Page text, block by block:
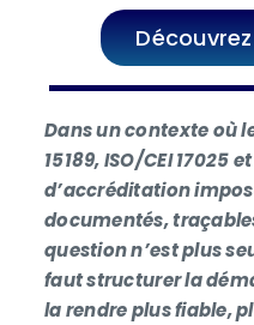
Dans un contexte où
15189, ISO/CEI 17025
d’accréditation
documentés,
question n’est plus
faut structurer la
la rendre plus fiable,